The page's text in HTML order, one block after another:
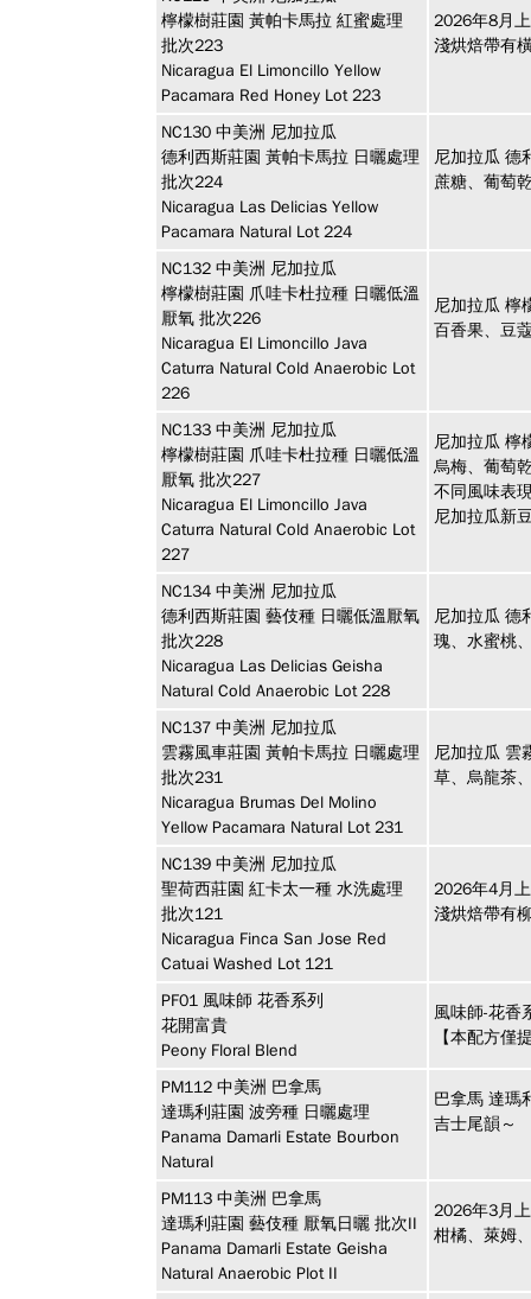
檸檬樹莊園 黃帕卡馬拉 紅蜜處理
批次223
Nicaragua El Limoncillo Yellow
Pacamara Red Honey Lot 223
2026年8月
淺烘焙帶有
NC130 中美洲 尼加拉瓜
德利西斯莊園 黃帕卡馬拉 日曬處理
批次224
Nicaragua Las Delicias Yellow
Pacamara Natural Lot 224
尼加拉瓜 德
蔗糖、葡萄
NC132 中美洲 尼加拉瓜
檸檬樹莊園 爪哇卡杜拉種 日曬低溫
厭氧 批次226
Nicaragua El Limoncillo Java
Caturra Natural Cold Anaerobic Lot
226
尼加拉瓜 檸
百香果、豆
NC133 中美洲 尼加拉瓜
檸檬樹莊園 爪哇卡杜拉種 日曬低溫
厭氧 批次227
Nicaragua El Limoncillo Java
Caturra Natural Cold Anaerobic Lot
227
尼加拉瓜 檸
烏梅、葡萄
不同風味表
尼加拉瓜新
NC134 中美洲 尼加拉瓜
德利西斯莊園 藝伎種 日曬低溫厭氧
批次228
Nicaragua Las Delicias Geisha
Natural Cold Anaerobic Lot 228
尼加拉瓜 德
瑰、水蜜桃
NC137 中美洲 尼加拉瓜
雲霧風車莊園 黃帕卡馬拉 日曬處理
批次231
Nicaragua Brumas Del Molino
Yellow Pacamara Natural Lot 231
尼加拉瓜 雲
草、烏龍茶
NC139 中美洲 尼加拉瓜
聖荷西莊園 紅卡太一種 水洗處理
批次121
Nicaragua Finca San Jose Red
Catuai Washed Lot 121
2026年4月
淺烘焙帶有
PF01 風味師 花香系列
花開富貴
Peony Floral Blend
風味師-花香
【本配方僅
PM112 中美洲 巴拿馬
達瑪利莊園 波旁種 日曬處理
Panama Damarli Estate Bourbon
Natural
巴拿馬 達瑪
吉士尾韻～
PM113 中美洲 巴拿馬
達瑪利莊園 藝伎種 厭氧日曬 批次II
Panama Damarli Estate Geisha
Natural Anaerobic Plot II
2026年3月
柑橘、萊姆